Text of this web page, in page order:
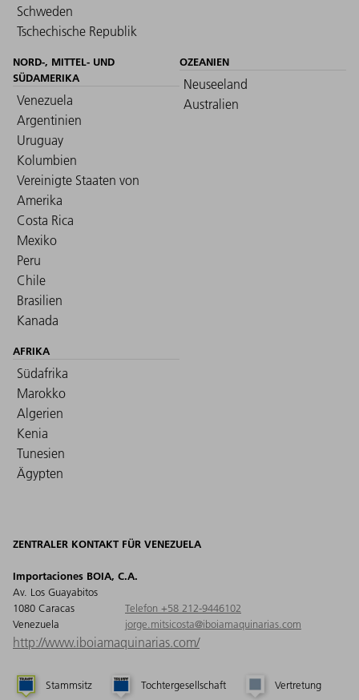
Schweden
Tschechische Republik
NORD-, MITTEL- UND
SÜDAMERIKA
Venezuela
Argentinien
Uruguay
Kolumbien
Vereinigte Staaten von
Amerika
Costa Rica
Mexiko
Peru
Chile
Brasilien
Kanada
OZEANIEN
Neuseeland
Australien
AFRIKA
Südafrika
Marokko
Algerien
Kenia
Tunesien
Ägypten
ZENTRALER KONTAKT FÜR VENEZUELA
Importaciones BOIA, C.A.
Av. Los Guayabitos
1080 Caracas
Venezuela
Telefon +58 212-9446102
jorge.mitsicosta@iboiamaquinarias.com
http://www.iboiamaquinarias.com/
Stammsitz Tochtergesellschaft Vertretung